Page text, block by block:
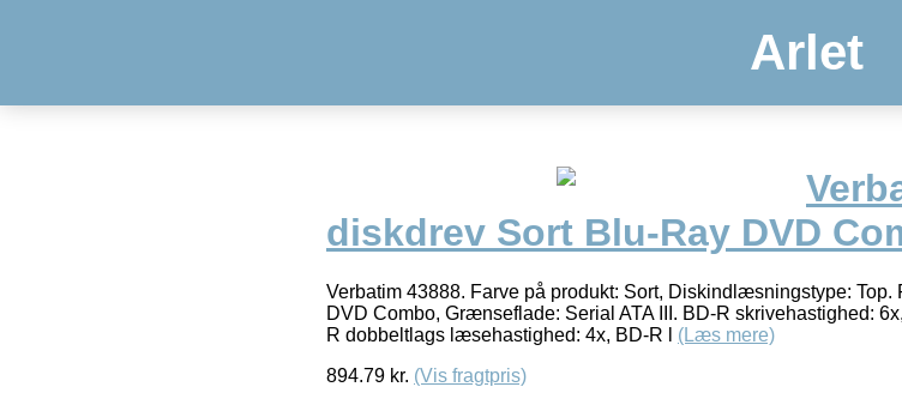
Arlet
diskdrev Sort Blu-Ray DVD
Verbatim 43888. Farve på produkt: Sort, Diskindlæsningstype:
DVD Combo, Grænseflade: Serial ATA III. BD-R skrivehastighed:
R dobbeltlags læsehastighed: 4x, BD-R l (Læs mere)
894.79 kr. (Vis fragtpris)